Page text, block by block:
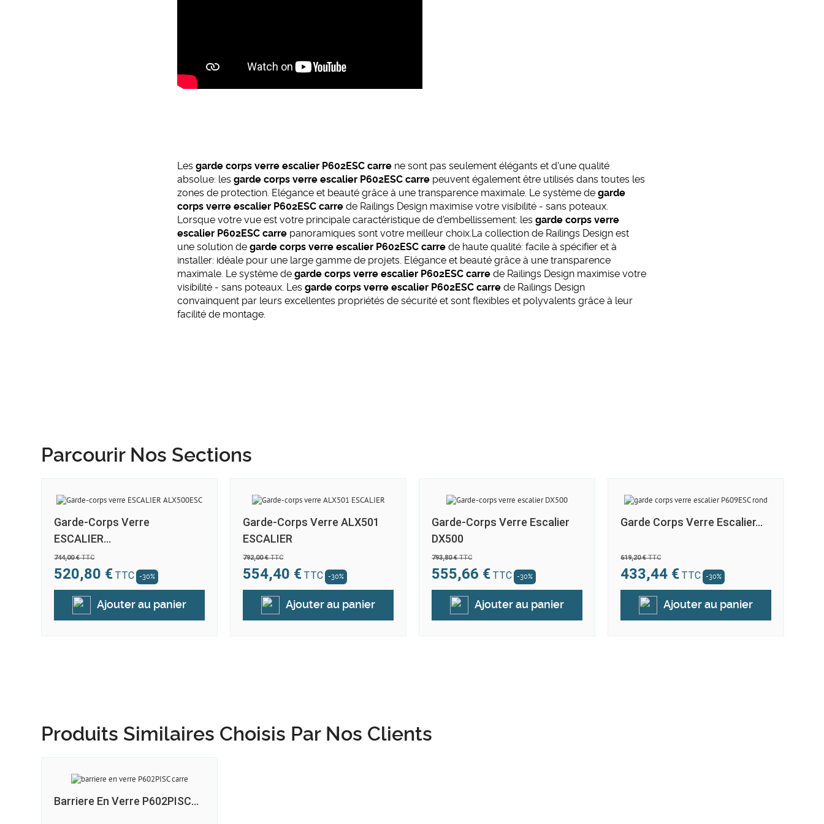
Lesgarde corps verre escalier P602ESC carre ne sont pas seulement élégants et d'une qualité
absolue: lesgarde corps verre escalier P602ESC carre peuvent également être utilisés dans toutes les
zones de protection. Elégance et beauté grâce à une transparence maximale. Le système degarde
corps verre escalier P602ESC carre de Railings Design maximise votre visibilité - sans poteaux.
Lorsque votre vue est votre principale caractéristique de d'embellissement: lesgarde corps verre
escalier P602ESC carre panoramiques sont votre meilleur choix.La collection de Railings Design est
une solution degarde corps verre escalier P602ESC carre de haute qualité: facile à spécifier et à
installer: idéale pour une large gamme de projets. Elégance et beauté grâce à une transparence
maximale. Le système degarde corps verre escalier P602ESC carre de Railings Design maximise votre
visibilité - sans poteaux. Lesgarde corps verre escalier P602ESC carre de Railings Design
convainquent par leurs excellentes propriétés de sécurité et sont flexibles et polyvalents grâce à leur
facilité de montage.
Parcourir Nos Sections
Garde-Corps Verre
ESCALIER...
744,00 €TTC
520,80 € TTC -30%
Ajouter au panier
Garde-Corps Verre ALX501
ESCALIER
792,00 €TTC
554,40 € TTC -30%
Ajouter au panier
Garde-Corps Verre Escalier
DX500
793,80 €TTC
555,66 € TTC -30%
Ajouter au panier
Garde Corps Verre Escalier...
619,20 €TTC
433,44 € TTC -30%
Ajouter au panier
Produits Similaires Choisis Par Nos Clients
Barriere En Verre P602PISC...